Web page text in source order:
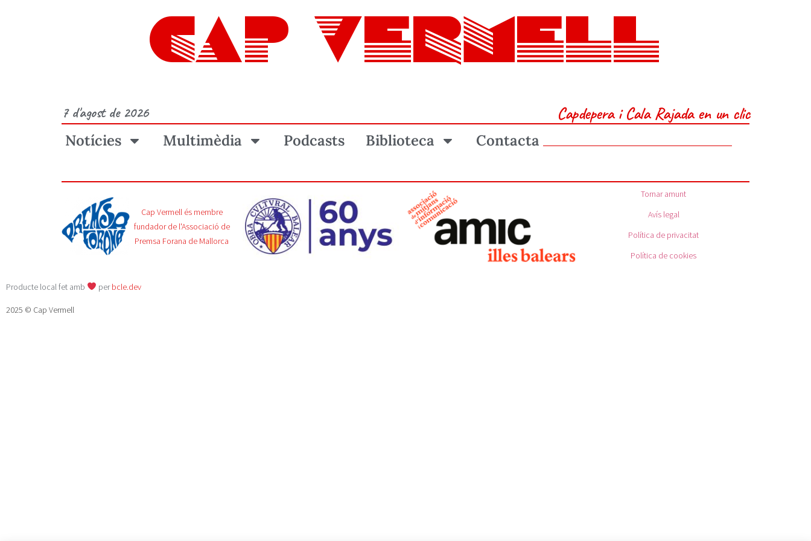
CAP VERMELL
7 d'agost de 2026 Capdepera i Cala Rajada en un clic
Notícies Multimèdia Podcasts Biblioteca Contacta
Cap Vermell és membre
fundador de l'Associació de
Premsa Forana de Mallorca
Tornar amunt
Avís legal
Política de privacitat
Política de cookies
Producte local fet amb perbcle.dev
2025 © Cap Vermell